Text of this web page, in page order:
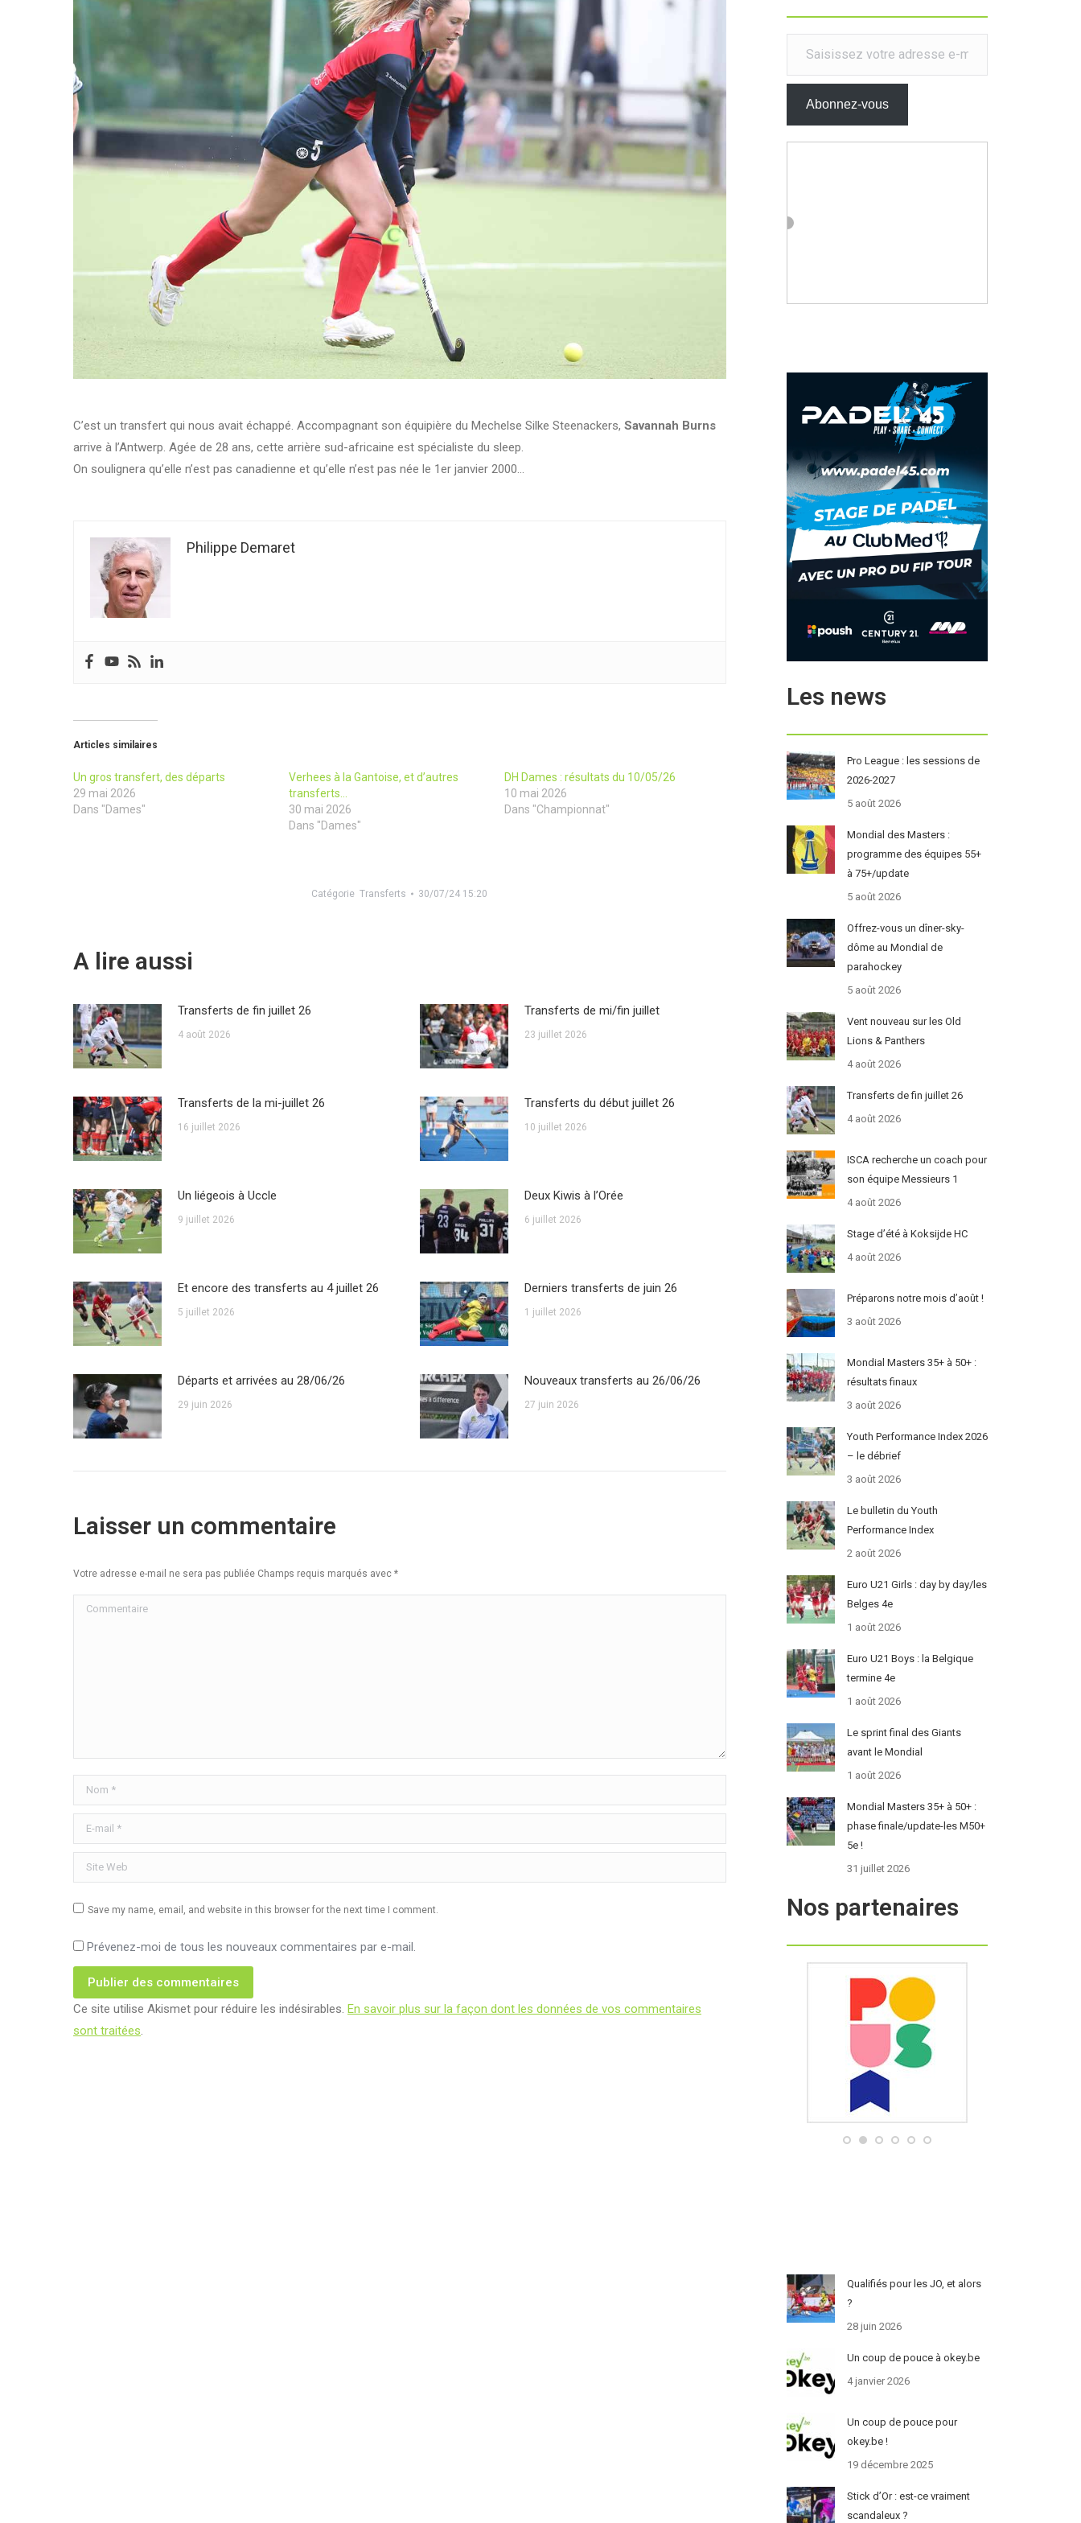
C’est un transfert qui nous avait échappé. Accompagnant son équipière du Mechelse Silke Steenackers, Savannah Burns
arrive à l’Antwerp. Agée de 28 ans, cette arrière sud-africaine est spécialiste du sleep.
On soulignera qu’elle n’est pas canadienne et qu’elle n’est pas née le 1er janvier 2000…
Philippe Demaret
Articles similaires
Un gros transfert, des départs
29 mai 2026
Dans "Dames"
Verhees à la Gantoise, et d’autres
transferts…
30 mai 2026
Dans "Dames"
DH Dames : résultats du 10/05/26
10 mai 2026
Dans "Championnat"
CatégorieTransferts 30/07/24 15:20
A lire aussi
Transferts de fin juillet 26
4 août 2026
Transferts de mi/fin juillet
23 juillet 2026
Transferts de la mi-juillet 26
16 juillet 2026
Transferts du début juillet 26
10 juillet 2026
Un liégeois à Uccle
9 juillet 2026
Deux Kiwis à l’Orée
6 juillet 2026
Et encore des transferts au 4 juillet 26
5 juillet 2026
Derniers transferts de juin 26
1 juillet 2026
Départs et arrivées au 28/06/26
29 juin 2026
Nouveaux transferts au 26/06/26
27 juin 2026
Laisser un commentaire
Votre adresse e-mail ne sera pas publiée Champs requis marqués avec *
Commentaire
Nom *
E-mail *
Site Web
Save my name, email, and website in this browser for the next time I comment.
Prévenez-moi de tous les nouveaux commentaires par e-mail.
Publier des commentaires
Ce site utilise Akismet pour réduire les indésirables. En savoir plus sur la façon dont les données de vos commentaires
sont traitées.
Saisissez votre adresse e-mail…
Abonnez-vous
Les news
Pro League : les sessions de
2026-2027
5 août 2026
Mondial des Masters :
programme des équipes 55+
à 75+/update
5 août 2026
Offrez-vous un dîner-sky-
dôme au Mondial de
parahockey
5 août 2026
Vent nouveau sur les Old
Lions & Panthers
4 août 2026
Transferts de fin juillet 26
4 août 2026
ISCA recherche un coach pour
son équipe Messieurs 1
4 août 2026
Stage d’été à Koksijde HC
4 août 2026
Préparons notre mois d’août !
3 août 2026
Mondial Masters 35+ à 50+ :
résultats finaux
3 août 2026
Youth Performance Index 2026
– le débrief
3 août 2026
Le bulletin du Youth
Performance Index
2 août 2026
Euro U21 Girls : day by day/les
Belges 4e
1 août 2026
Euro U21 Boys : la Belgique
termine 4e
1 août 2026
Le sprint final des Giants
avant le Mondial
1 août 2026
Mondial Masters 35+ à 50+ :
phase finale/update-les M50+
5e !
31 juillet 2026
Nos partenaires
Qualifiés pour les JO, et alors
?
28 juin 2026
Un coup de pouce à okey.be
4 janvier 2026
Un coup de pouce pour
okey.be !
19 décembre 2025
Stick d’Or : est-ce vraiment
scandaleux ?